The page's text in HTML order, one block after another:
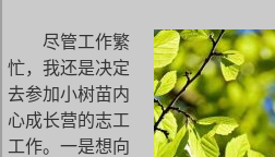
尽管工作繁
忙，我还是决定
去参加小树苗内
心成长营的志工
工作。一是想向